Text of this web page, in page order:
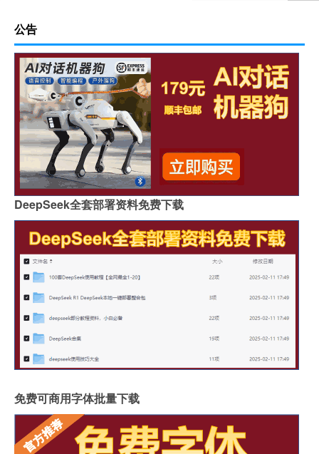
公告
DeepSeek全套部署资料免费下载
免费可商用字体批量下载